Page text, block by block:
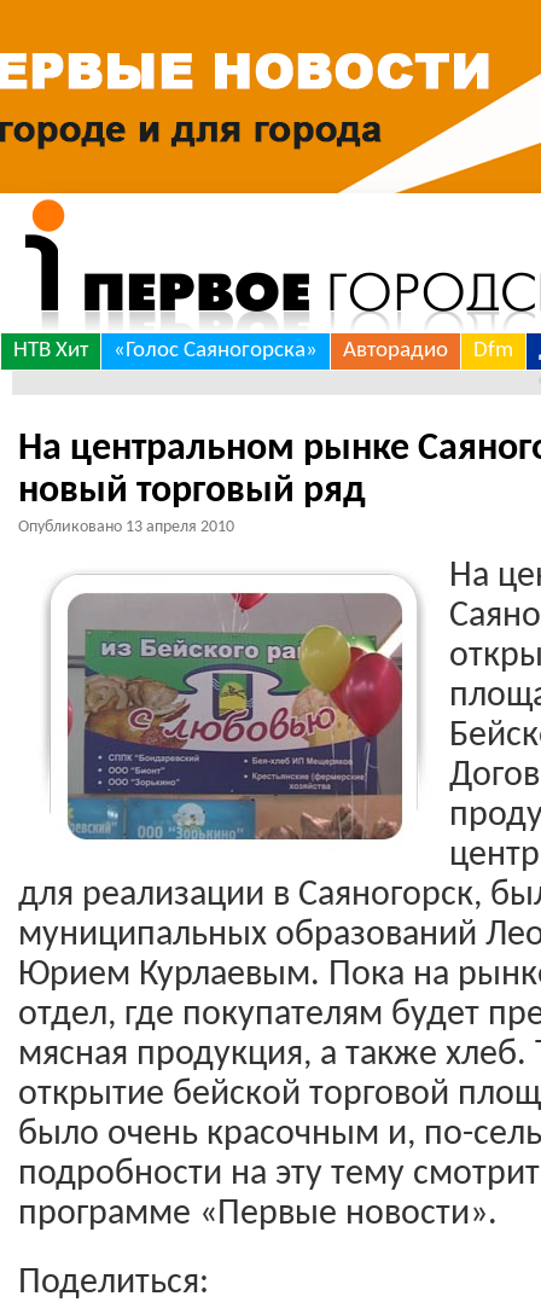
Skip
НТВ Хит «Голос Саяногорска» Авторадио Dfm
На центральном рынке
новый торговый ряд
Опубликовано 13 апреля 2010
На
для реализации в Саяногорск,
муниципальных образований
Юрием Курлаевым. Пока на
отдел, где покупателям будет
мясная продукция, а также
открытие бейской торговой
было очень красочным и, по-
подробности на эту тему
программе «Первые новости».
Поделиться: